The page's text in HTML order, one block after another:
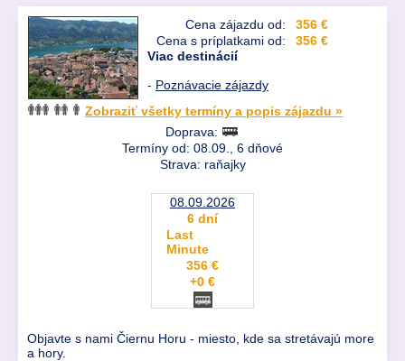
Cena zájazdu od:
356 €
Cena s príplatkami od:
356 €
Viac destinácií
- Poznávacie zájazdy
Zobraziť všetky termíny a popis zájazdu »
Doprava:
Termíny od: 08.09., 6 dňové
Strava: raňajky
08.09.2026
6 dní
Last
Minute
356 €
+0 €
Objavte s nami Čiernu Horu - miesto, kde sa stretávajú more
a hory.